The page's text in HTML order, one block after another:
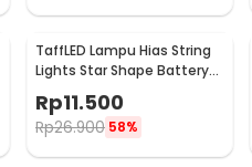
TaffLED Lampu Hias String
Lights Star Shape Battery
Rp11.500
Rp26.900 58%